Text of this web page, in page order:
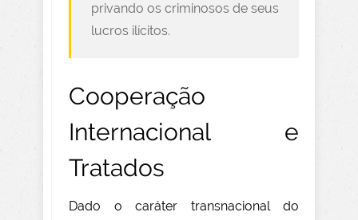
privando os criminosos de seus
lucros ilícitos.
Cooperação
Internacional e
Tratados
Dado o caráter transnacional do